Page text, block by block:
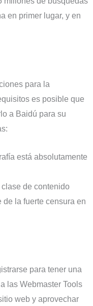
en primer lugar, y en
para la
es posible que
a Baidú para su
está absolutamente
de contenido
la fuerte censura en
para tener una
las Webmaster Tools
web y aprovechar